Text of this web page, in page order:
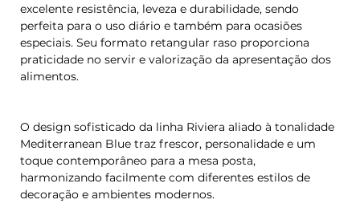
excelente resistência, leveza e durabilidade, sendo
perfeita para o uso diário e também para ocasiões
especiais. Seu formato retangular raso proporciona
praticidade no servir e valorização da apresentação dos
alimentos.
O design sofisticado da linha Riviera aliado à tonalidade
Mediterranean Blue traz frescor, personalidade e um
toque contemporâneo para a mesa posta,
harmonizando facilmente com diferentes estilos de
decoração e ambientes modernos.